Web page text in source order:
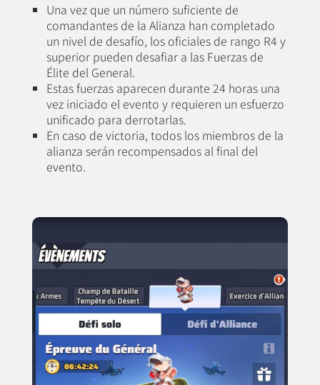
Una vez que un número suficiente de
comandantes de la Alianza han completado
un nivel de desafío, los oficiales de rango R4 y
superior pueden desafiar a las Fuerzas de
Élite del General.
Estas fuerzas aparecen durante 24 horas una
vez iniciado el evento y requieren un esfuerzo
unificado para derrotarlas.
En caso de victoria, todos los miembros de la
alianza serán recompensados al final del
evento.